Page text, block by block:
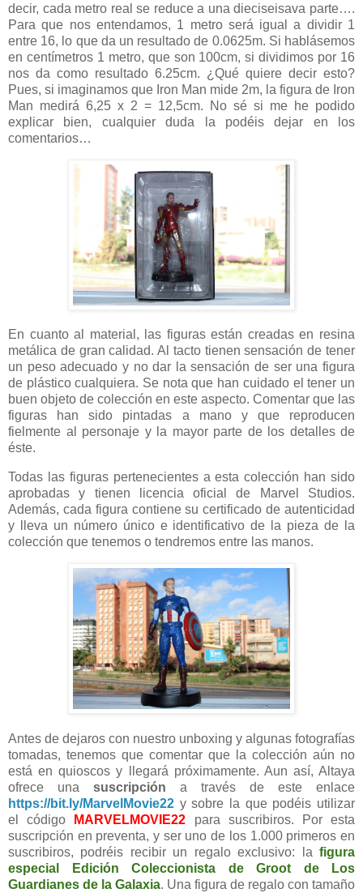
decir, cada metro real se reduce a una dieciseisava parte….
Para que nos entendamos, 1 metro será igual a dividir 1
entre 16, lo que da un resultado de 0.0625m. Si hablásemos
en centímetros 1 metro, que son 100cm, si dividimos por 16
nos da como resultado 6.25cm. ¿Qué quiere decir esto?
Pues, si imaginamos que Iron Man mide 2m, la figura de Iron
Man medirá 6,25 x 2 = 12,5cm. No sé si me he podido
explicar bien, cualquier duda la podéis dejar en los
comentarios…
En cuanto al material, las figuras están creadas en resina
metálica de gran calidad. Al tacto tienen sensación de tener
un peso adecuado y no dar la sensación de ser una figura
de plástico cualquiera. Se nota que han cuidado el tener un
buen objeto de colección en este aspecto. Comentar que las
figuras han sido pintadas a mano y que reproducen
fielmente al personaje y la mayor parte de los detalles de
éste.
Todas las figuras pertenecientes a esta colección han sido
aprobadas y tienen licencia oficial de Marvel Studios.
Además, cada figura contiene su certificado de autenticidad
y lleva un número único e identificativo de la pieza de la
colección que tenemos o tendremos entre las manos.
Antes de dejaros con nuestro unboxing y algunas fotografías
tomadas, tenemos que comentar que la colección aún no
está en quioscos y llegará próximamente. Aun así, Altaya
ofrece una suscripción a través de este enlace
https://bit.ly/MarvelMovie22 y sobre la que podéis utilizar
el código
MARVELMOVIE22
para suscribiros. Por esta
suscripción en preventa, y ser uno de los 1.000 primeros en
suscribiros, podréis recibir un regalo exclusivo: la figura
especial Edición Coleccionista de Groot de Los
Guardianes de la Galaxia. Una figura de regalo con tamaño